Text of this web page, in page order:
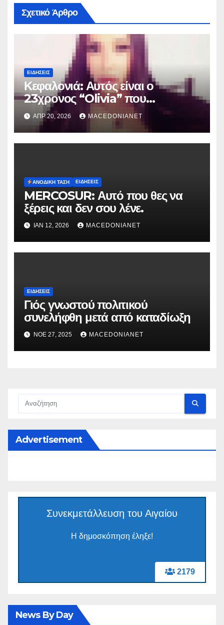
Σχετικό Άρθρο
ΕΙΔΉΣΕΙΣ
Κεφαλονιά: Αυτός είναι ο
23χρονος “Olivia” που
κατηγορείται για τον θάνατο της
Μυρτούς
ΑΠΡ 20, 2026 MACEDONIANET
ΑΝΟΔΙΚΉ ΤΆΣΗ ΕΙΔΉΣΕΙΣ
MERCOSUR: Αυτό που θες να
ξέρεις και δεν σου λένε.
ΙΑΝ 12, 2026 MACEDONIANET
ΕΙΔΉΣΕΙΣ
Γιός γνωστού πολιτικού
συνελήφθη μετά από καταδίωξη
ΝΟΈ 27, 2025 MACEDONIANET
Advertisement
2179
Συνεκμετάλλευση του Αιγαίου
Η δημοσκόπηση έληξε!
News By Day